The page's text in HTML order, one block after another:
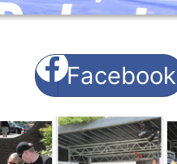
Facebook